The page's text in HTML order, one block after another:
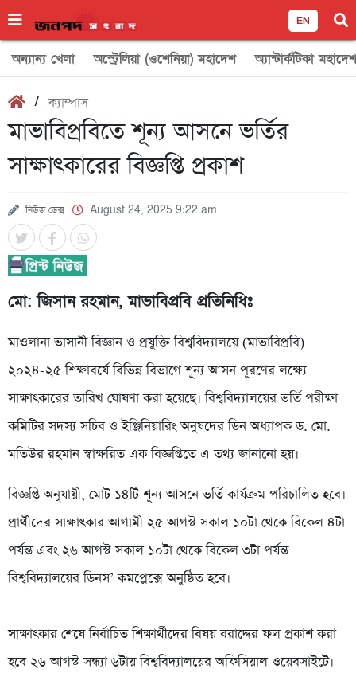
EN
অন্যান্য খেলা অস্ট্রেলিয়া (ওশেনিয়া) মহাদেশ অ্যান্টার্কটিকা মহাদেশ
/ক্যাম্পাস
মাভাবিপ্রবিতে শূন্য আসনে ভর্তির
সাক্ষাৎকারের বিজ্ঞপ্তি প্রকাশ
নিউজ ডেক্স August 24, 2025 9:22 am
মো: জিসান রহমান,‎ মাভাবিপ্রবি প্রতিনিধিঃ
মাওলানা ভাসানী বিজ্ঞান ও প্রযুক্তি বিশ্ববিদ্যালয়ে (মাভাবিপ্রবি)
২০২৪-২৫ শিক্ষাবর্ষে বিভিন্ন বিভাগে শূন্য আসন পূরণের লক্ষ্যে
সাক্ষাৎকারের তারিখ ঘোষণা করা হয়েছে। বিশ্ববিদ্যালয়ের ভর্তি পরীক্ষা
কমিটির সদস্য সচিব ও ইঞ্জিনিয়ারিং অনুষদের ডিন অধ্যাপক ড. মো.
মতিউর রহমান স্বাক্ষরিত এক বিজ্ঞপ্তিতে এ তথ্য জানানো হয়।
‎বিজ্ঞপ্তি অনুযায়ী, মোট ১৪টি শূন্য আসনে ভর্তি কার্যক্রম পরিচালিত হবে।
প্রার্থীদের সাক্ষাৎকার আগামী ২৫ আগস্ট সকাল ১০টা থেকে বিকেল ৪টা
পর্যন্ত এবং ২৬ আগস্ট সকাল ১০টা থেকে বিকেল ৩টা পর্যন্ত
বিশ্ববিদ্যালয়ের ডিনস’ কমপ্লেক্সে অনুষ্ঠিত হবে।
‎সাক্ষাৎকার শেষে নির্বাচিত শিক্ষার্থীদের বিষয় বরাদ্দের ফল প্রকাশ করা
হবে ২৬ আগস্ট সন্ধ্যা ৬টায় বিশ্ববিদ্যালয়ের অফিসিয়াল ওয়েবসাইটে।